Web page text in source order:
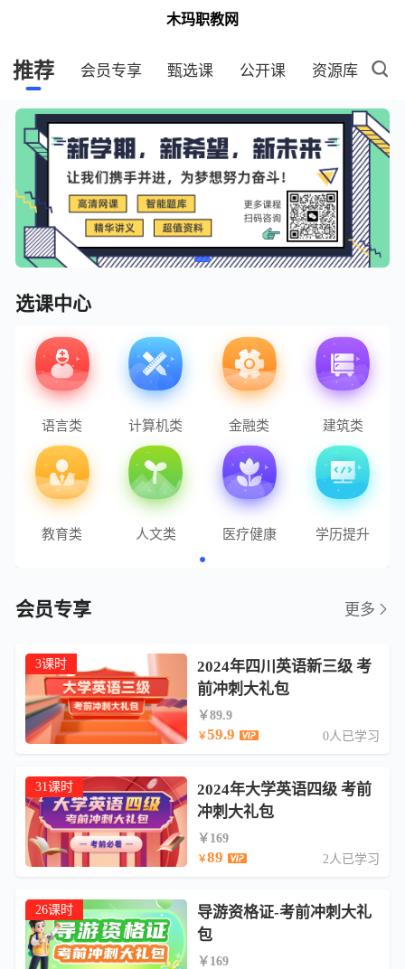
木玛职教网
推荐 会员专享 甄选课 公开课 资源库
选课中心
语言类 计算机类 金融类 建筑类
教育类 人文类 医疗健康 学历提升
会员专享 更多
3课时
2024年四川英语新三级 考
前冲刺大礼包
￥89.9
￥59.9 0人已学习
31课时
2024年大学英语四级 考前
冲刺大礼包
￥169
￥89 2人已学习
26课时
导游资格证-考前冲刺大礼
包
￥169